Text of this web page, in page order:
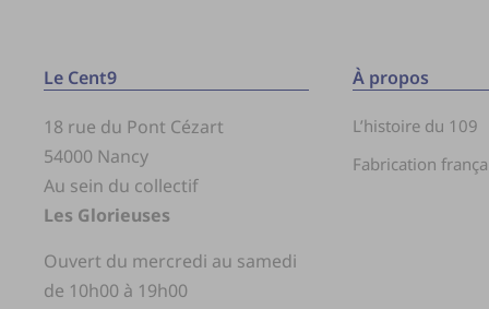
Le Cent9
18 rue du Pont Cézart
54000 Nancy
Au sein du collectif
Les Glorieuses
Ouvert du mercredi au samedi
de 10h00 à 19h00
À propos
L’histoire du 109
Fabrication